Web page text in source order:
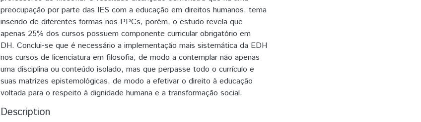
preocupação por parte das IES com a educação em direitos humanos, tema
inserido de diferentes formas nos PPCs, porém, o estudo revela que
apenas 25% dos cursos possuem componente curricular obrigatório em
DH. Conclui-se que é necessário a implementação mais sistemática da EDH
nos cursos de licenciatura em filosofia, de modo a contemplar não apenas
uma disciplina ou conteúdo isolado, mas que perpasse todo o currículo e
suas matrizes epistemológicas, de modo a efetivar o direito à educação
voltada para o respeito à dignidade humana e a transformação social.
Description